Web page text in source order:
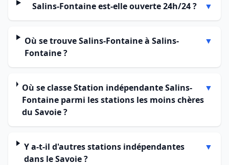
Salins-Fontaine est-elle ouverte 24h/24 ? ▼
Où se trouve Salins-Fontaine à Salins-
Fontaine ?
▼
Où se classe Station indépendante Salins-
Fontaine parmi les stations les moins chères
du Savoie ?
▼
Y a-t-il d'autres stations indépendantes
dans le Savoie ?
▼